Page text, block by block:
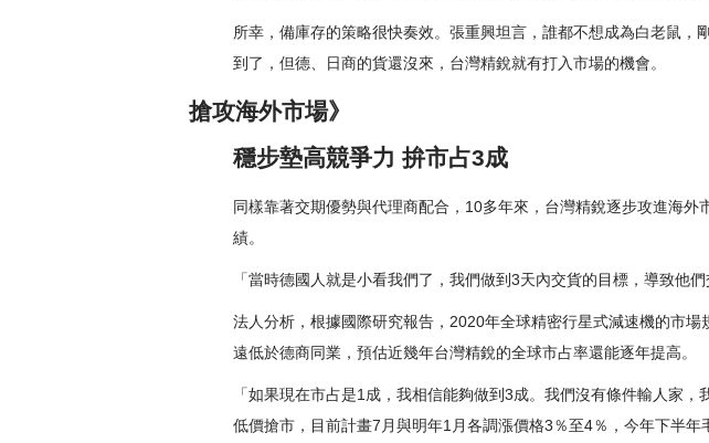
所幸，備庫存的策略很快奏效。張重興坦言，誰都不想成為白老鼠
到了，但德、日商的貨還沒來，台灣精銳就有打入市場的機會。
搶攻海外市場》
穩步墊高競爭力 拚市占3成
同樣靠著交期優勢與代理商配合，10多年來，台灣精銳逐步攻進海
績。
「當時德國人就是小看我們了，我們做到3天內交貨的目標，導致他
法人分析，根據國際研究報告，2020年全球精密行星式減速機的市
遠低於德商同業，預估近幾年台灣精銳的全球市占率還能逐年提高。
「如果現在市占是1成，我相信能夠做到3成。我們沒有條件輸人家
低價搶市，目前計畫7月與明年1月各調漲價格3％至4％，今年下半年